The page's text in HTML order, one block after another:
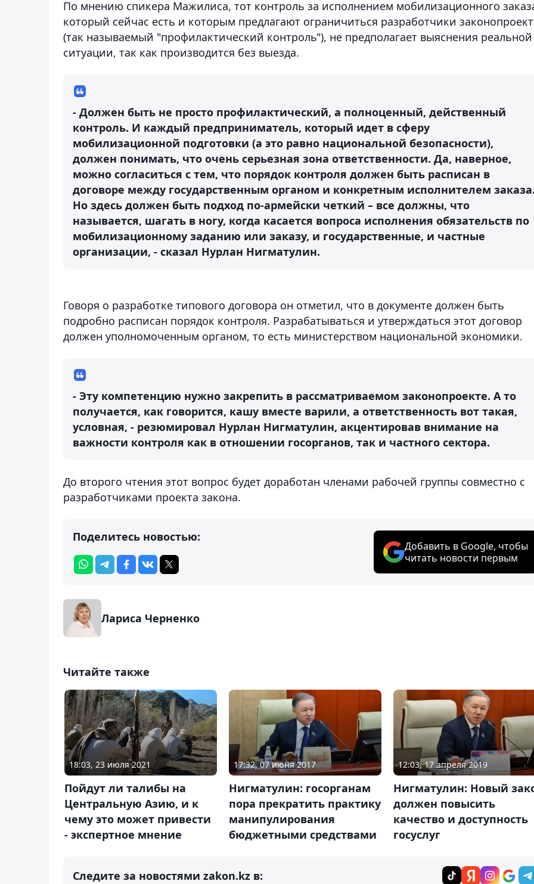
По мнению спикера Мажилиса, тот контроль за исполнением мобилизационного
который сейчас есть и которым предлагают ограничиться разработчики
(так называемый "профилактический контроль"), не предполагает выяснения реальной
ситуации, так как производится без выезда.
- Должен быть не просто профилактический, а полноценный, действенный
контроль. И каждый предприниматель, который идет в сферу
мобилизационной подготовки (а это равно национальной безопасности),
должен понимать, что очень серьезная зона ответственности. Да, наверное,
можно согласиться с тем, что порядок контроля должен быть расписан в
договоре между государственным органом и конкретным исполнителем
Но здесь должен быть подход по-армейски четкий – все должны, что
называется, шагать в ногу, когда касается вопроса исполнения обязательств по
мобилизационному заданию или заказу, и государственные, и частные
организации, - сказал Нурлан Нигматулин.
Говоря о разработке типового договора он отметил, что в документе должен быть
подробно расписан порядок контроля. Разрабатываться и утверждаться этот договор
должен уполномоченным органом, то есть министерством национальной экономики.
- Эту компетенцию нужно закрепить в рассматриваемом законопроекте. А то
получается, как говорится, кашу вместе варили, а ответственность вот такая,
условная, - резюмировал Нурлан Нигматулин, акцентировав внимание на
важности контроля как в отношении госорганов, так и частного сектора.
До второго чтения этот вопрос будет доработан членами рабочей группы совместно с
разработчиками проекта закона.
Поделитесь новостью:
Добавить в Google, чтобы
читать новости первым
Лариса Черненко
Читайте также
18:03, 23 июля 2021
Пойдут ли талибы на
Центральную Азию, и к
чему это может привести
- экспертное мнение
17:32, 07 июня 2017
Нигматулин: госорганам
пора прекратить практику
манипулирования
бюджетными средствами
12:03, 17 апреля 2019
Нигматулин: Новый
должен повысить
качество и доступность
госуслуг
Следите за новостями zakon.kz в: